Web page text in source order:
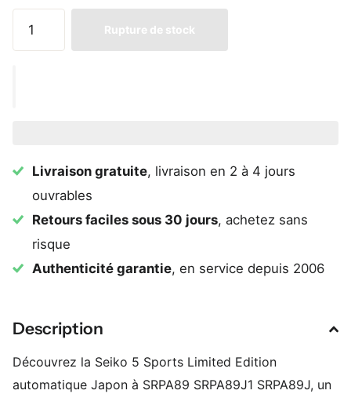
Rupture de stock
Livraison gratuite, livraison en 2 à 4 jours
ouvrables
Retours faciles sous 30 jours, achetez sans
risque
Authenticité garantie, en service depuis 2006
Description
Découvrez la Seiko 5 Sports Limited Edition
automatique Japon à SRPA89 SRPA89J1 SRPA89J, un